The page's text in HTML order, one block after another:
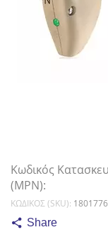
Κωδικός
(MPN):
ΚΩΔΙΚΟΣ (SKU): 1801776
Share